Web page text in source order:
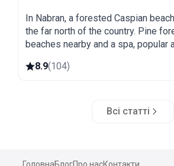
In Nabran, a forested Caspian
the far north of the country. Pine
beaches nearby and a spa, popular
8.9(104)
Всі статті